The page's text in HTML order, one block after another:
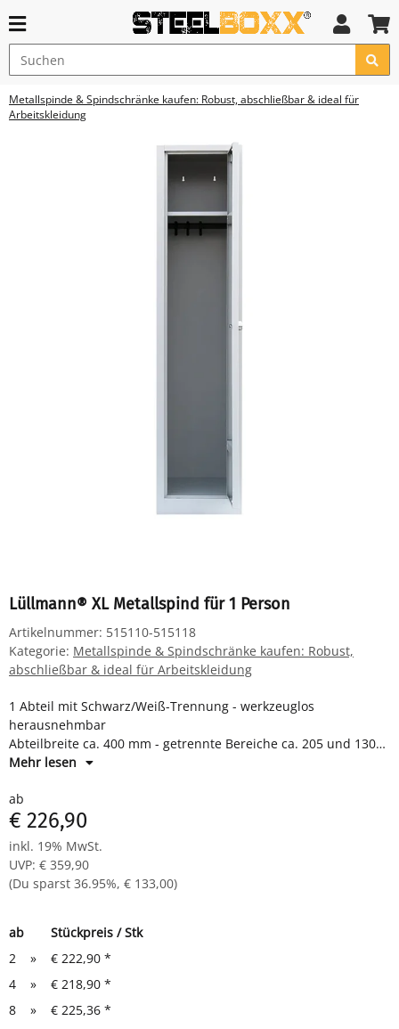
Metallspinde & Spindschränke kaufen: Robust, abschließbar & ideal für
Arbeitskleidung
Lüllmann® XL Metallspind für 1 Person
Artikelnummer: 515110-515118
Kategorie: Metallspinde & Spindschränke kaufen: Robust,
abschließbar & ideal für Arbeitskleidung
1 Abteil mit Schwarz/Weiß-Trennung - werkzeuglos
herausnehmbar
Abteilbreite ca. 400 mm - getrennte Bereiche ca. 205 und 130
mm
Drehriegelverschluss für Vorhangschloss
Maße: H 1800 x B 415 x T 500 mm
Komplett montiert und verschweißt - sofort einsatzbereit
Mehr lesen
ab
€ 226,90
inkl. 19% MwSt.
UVP: € 359,90
(Du sparst 36.95%, € 133,00)
ab
Stückpreis / Stk
2
» € 222,90 *
4
» € 218,90 *
8
» € 225,36 *